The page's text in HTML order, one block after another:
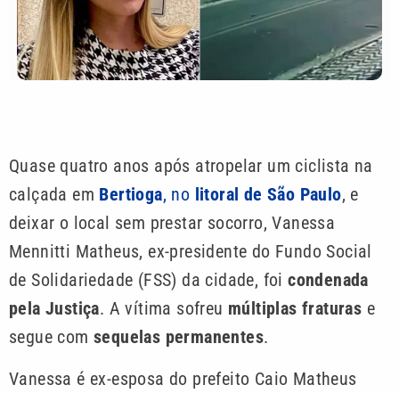
Quase quatro anos após atropelar um ciclista na
calçada em Bertioga, no litoral de São Paulo, e
deixar o local sem prestar socorro, Vanessa
Mennitti Matheus, ex-presidente do Fundo Social
de Solidariedade (FSS) da cidade, foicondenada
pela Justiça. A vítima sofreu múltiplas fraturas e
segue comsequelas permanentes.
Vanessa é ex-esposa do prefeito Caio Matheus